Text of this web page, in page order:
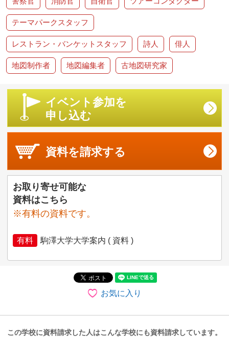
テーマパークスタッフ
レストラン・バンケットスタッフ 詩人 俳人
地図制作者 地図編集者 古地図研究家
イベント参加を
申し込む
資料を請求する
お取り寄せ可能な
資料はこちら
※有料の資料です。
有料 駒澤大学大学案内 ( 資料 )
お気に入り
この学校に資料請求した人はこんな学校にも資料請求しています。